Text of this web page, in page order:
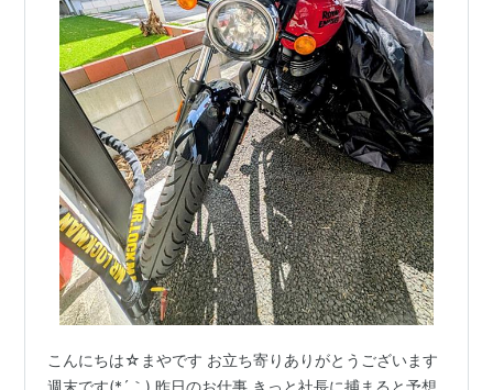
こんにちは☆まやです お立ち寄りありがとうございます